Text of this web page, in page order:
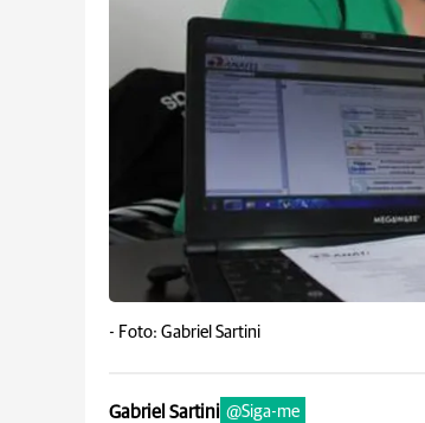
- Foto: Gabriel Sartini
Gabriel Sartini @Siga-me